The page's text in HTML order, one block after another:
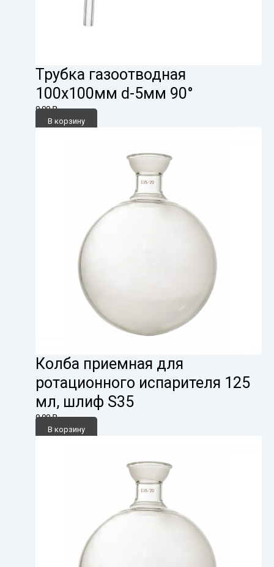
Трубка газоотводная
100х100мм d-5мм 90°
0,00₽
В корзину
Колба приемная для
ротационного испарителя 125
мл, шлиф S35
0,00₽
В корзину